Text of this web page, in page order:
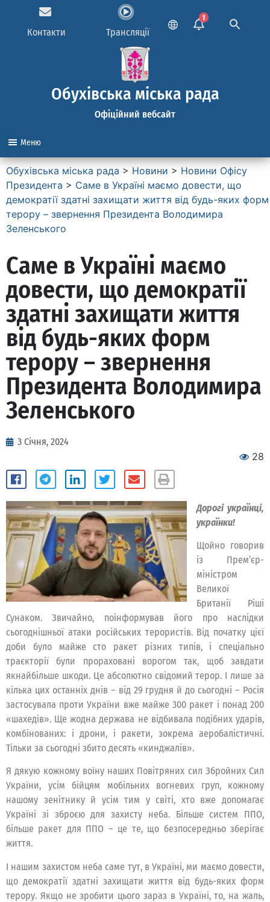
Контакти Трансляції
1
Обухівська міська рада
Офіційний вебсайт
Меню
Обухівська міська рада > Новини > Новини Офісу
Президента > Саме в Україні маємо довести, що
демократії здатні захищати життя від будь-яких форм
терору – звернення Президента Володимира
Зеленського
Саме в Україні маємо
довести, що демократії
здатні захищати життя
від будь-яких форм
терору – звернення
Президента Володимира
Зеленського
3 Січня, 2024
28
Дорогі українці,
українки!
Щойно говорив
із Прем’єр-
міністром
Великої
Британії Ріші
Сунаком. Звичайно, поінформував його про наслідки
сьогоднішньої атаки російських терористів. Від початку цієї
доби було майже сто ракет різних типів, і спеціально
траєкторії були прораховані ворогом так, щоб завдати
якнайбільше шкоди. Це абсолютно свідомий терор. І лише за
кілька цих останніх днів – від 29 грудня й до сьогодні – Росія
застосувала проти України вже майже 300 ракет і понад 200
«шахедів». Ще жодна держава не відбивала подібних ударів,
комбінованих: і дрони, і ракети, зокрема аеробалістичні.
Тільки за сьогодні збито десять «кинджалів».
Я дякую кожному воїну наших Повітряних сил Збройних Сил
України, усім бійцям мобільних вогневих груп, кожному
нашому зенітнику й усім тим у світі, хто вже допомагає
Україні зі зброєю для захисту неба. Більше систем ППО,
більше ракет для ППО – це те, що безпосередньо зберігає
життя.
І нашим захистом неба саме тут, в Україні, ми маємо довести,
що демократії здатні захищати життя від будь-яких форм
терору. Якщо не зробити цього зараз в Україні, то, на жаль,